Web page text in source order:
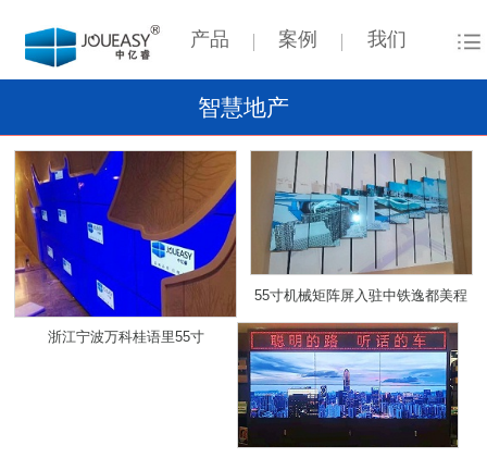
产品 案例 我们
智慧地产
浙江宁波万科桂语里55寸
55寸机械矩阵屏入驻中铁逸都美程
广场城市展厅打造创意互动营销新
模式